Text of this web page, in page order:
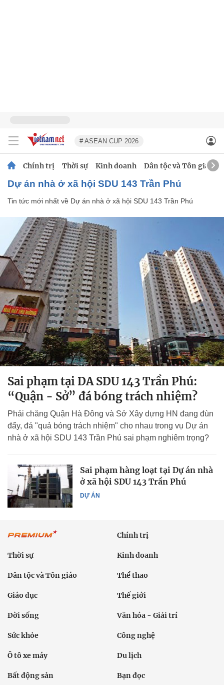
# ASEAN CUP 2026
Chính trị Thời sự Kinh doanh Dân tộc và Tôn giáo
Dự án nhà ở xã hội SDU 143 Trần Phú
Tin tức mới nhất về Dự án nhà ở xã hội SDU 143 Trần Phú
Sai phạm tại DA SDU 143 Trần Phú:
“Quận - Sở” đá bóng trách nhiệm?
Phải chăng Quận Hà Đông và Sở Xây dựng HN đang đùn
đẩy, đá "quả bóng trách nhiệm" cho nhau trong vụ Dự án
nhà ở xã hội SDU 143 Trần Phú sai phạm nghiêm trọng?
DỰ ÁN
Sai phạm hàng loạt tại Dự án nhà
ở xã hội SDU 143 Trần Phú
Chính trị
Thời sự Kinh doanh
Dân tộc và Tôn giáo Thể thao
Giáo dục Thế giới
Đời sống Văn hóa - Giải trí
Sức khỏe Công nghệ
Ô tô xe máy Du lịch
Bất động sản Bạn đọc